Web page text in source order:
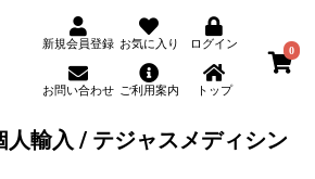
新規会員登録 お気に入り ログイン
お問い合わせ ご利用案内 トップ
0
人輸入 / テジャスメディシン